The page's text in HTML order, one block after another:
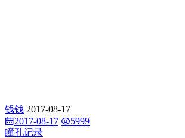
钱钱 2017-08-17
2017-08-17
5999
瞳孔记录